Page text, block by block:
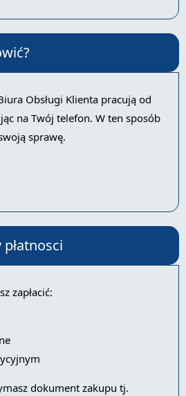
Obsługi Klienta pracują od
na Twój telefon. W ten sposób
sprawę.
zapłacić:
dokument zakupu tj.